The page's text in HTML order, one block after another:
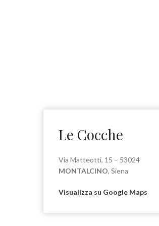
Le Cocche
Via Matteotti, 15 – 53024
MONTALCINO, Siena
Visualizza su Google Maps